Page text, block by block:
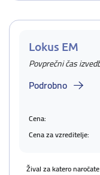
Lokus EM
Povprečni čas
Podrobno
Cena:
Cena za vzreditelje:
Žival za katero